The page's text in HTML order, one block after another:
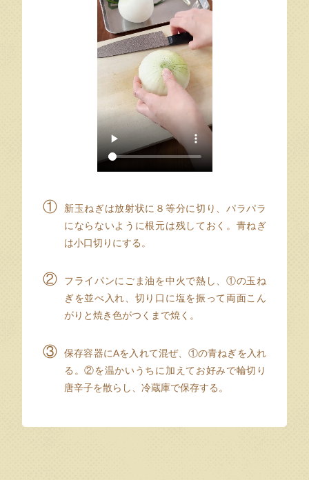
① 新玉ねぎは放射状に８等分に切り、パラパラ
にならないように根元は残しておく。青ねぎ
は小口切りにする。
② フライパンにごま油を中火で熱し、①の玉ね
ぎを並べ入れ、切り口に塩を振って両面こん
がりと焼き色がつくまで焼く。
③ 保存容器にAを入れて混ぜ、①の青ねぎを入れ
る。②を温かいうちに加えてお好みで輪切り
唐辛子を散らし、冷蔵庫で保存する。